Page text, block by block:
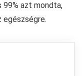
99% azt mondta,
egészségre.